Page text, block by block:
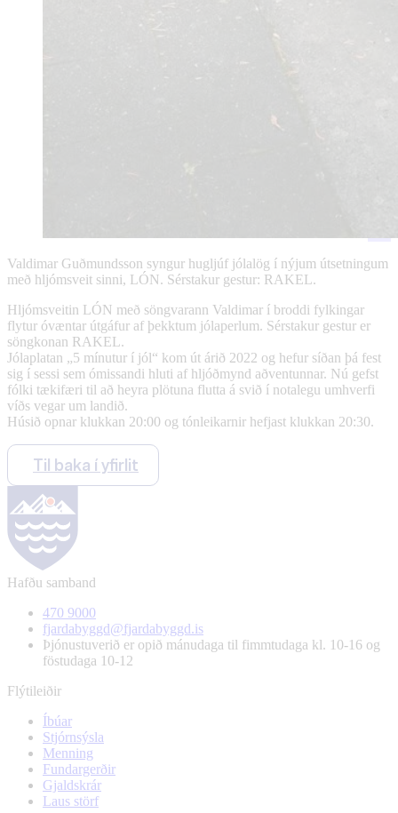
Valdimar Guðmundsson syngur hugljúf jólalög í nýjum útsetningum
með hljómsveit sinni, LÓN. Sérstakur gestur: RAKEL.
Hljómsveitin LÓN með söngvarann Valdimar í broddi fylkingar
flytur óvæntar útgáfur af þekktum jólaperlum. Sérstakur gestur er
söngkonan RAKEL.
Jólaplatan „5 mínutur í jól“ kom út árið 2022 og hefur síðan þá fest
sig í sessi sem ómissandi hluti af hljóðmynd aðventunnar. Nú gefst
fólki tækifæri til að heyra plötuna flutta á svið í notalegu umhverfi
víðs vegar um landið.
Húsið opnar klukkan 20:00 og tónleikarnir hefjast klukkan 20:30.
Til baka í yfirlit
Hafðu samband
470 9000
fjardabyggd@fjardabyggd.is
Þjónustuverið er opið mánudaga til fimmtudaga kl. 10-16 og
föstudaga 10-12
Flýtileiðir
Íbúar
Stjórnsýsla
Menning
Fundargerðir
Gjaldskrár
Laus störf